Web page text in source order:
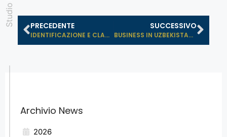
PRECEDENTE
IDENTIFICAZIONE E CLASSIFICAZIONE B...
SUCCESSIVO
BUSINESS IN UZBEKISTAN: QUALI OPPOR...
Archivio News
2026